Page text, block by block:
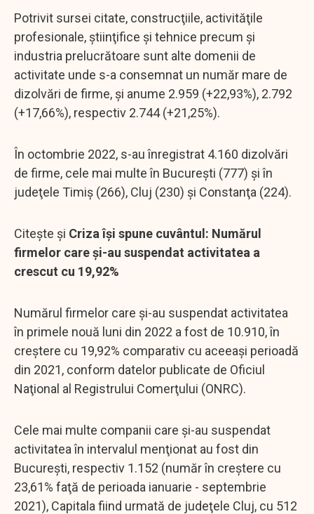
Potrivit sursei citate, construcţiile, activităţile
profesionale, ştiinţifice şi tehnice precum şi
industria prelucrătoare sunt alte domenii de
activitate unde s-a consemnat un număr mare de
dizolvări de firme, şi anume 2.959 (+22,93%), 2.792
(+17,66%), respectiv 2.744 (+21,25%).
În octombrie 2022, s-au înregistrat 4.160 dizolvări
de firme, cele mai multe în Bucureşti (777) şi în
judeţele Timiş (266), Cluj (230) şi Constanţa (224).
Citește și Criza își spune cuvântul: Numărul
firmelor care și-au suspendat activitatea a
crescut cu 19,92%
Numărul firmelor care şi-au suspendat activitatea
în primele nouă luni din 2022 a fost de 10.910, în
creştere cu 19,92% comparativ cu aceeaşi perioadă
din 2021, conform datelor publicate de Oficiul
Naţional al Registrului Comerţului (ONRC).
Cele mai multe companii care şi-au suspendat
activitatea în intervalul menţionat au fost din
Bucureşti, respectiv 1.152 (număr în creştere cu
23,61% faţă de perioada ianuarie - septembrie
2021), Capitala fiind urmată de judeţele Cluj, cu 512